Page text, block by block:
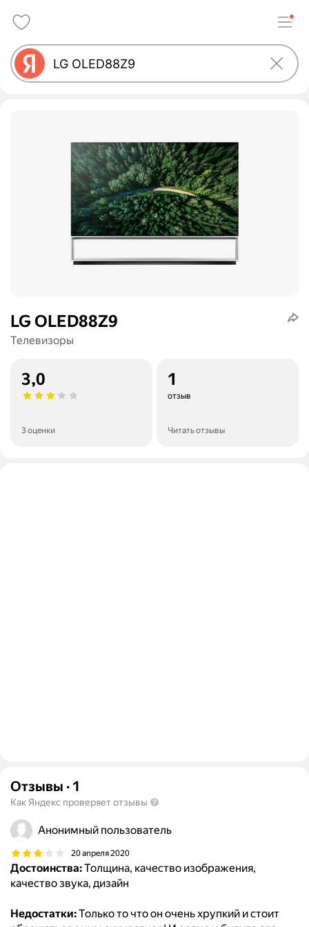
LG OLED88Z9
Телевизоры
3,0
3 оценки
1
отзыв
Читать отзывы
Отзывы · 1
Как Яндекс проверяет отзывы
Анонимный пользователь
20 апреля 2020
Достоинства:Толщина, качество изображения,
качество звука, дизайн
Недостатки:Только то что он очень хрупкий и стоит